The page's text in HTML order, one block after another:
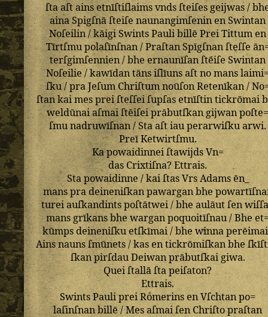
ſtaaſtainsetnīſtiſlaimsvnds ſteiſesgeijwas/
ainaSpigſnāſteiſenaunangimſeninen Swintan
Noſeilin/kāigiSwintsPauli billē PreiTittumen
Tīrtſmupolaſīnſnan/PraſtanSpīgſnanſteſſe
terſgimſennien/bheernaunīſanſtēiſe Swintan
Noſeilie/kawīdan tānsiſlīunsaſtno mans
ſku/praJeſumChriſtumnoūſonRetenīkan/
ſtankaimespreiſteſſeiſupſasetnīſtin tickrōmai
weldūnai aſmaiſtēiſeiprābutſkan gijwan
ſmunadruwīſnan/Staaſtiauperarwiſku arwi.
PreīKetwirtſmu.
KapowaidinneiſtawijdsVn=
das Crixtiſna?Ettrais.
Stapowaidinne/kaiſtasVrsAdamsēn_
manspradeineniſkanpawarganbhe
tureiauſkandintspoſtātwei/bheaulāutſen
mansgrīkansbhewargan poquoitīſnau/Bhe
kūmpsdeineniſkuetſkīmai/bhe winnaperēimai
Ainsnaunsſmūnets/kasentickrōmiſkanbhe
ſkanpirſdauDeiwanprābutſkaigiwa.
Queiſtallāſta peiſaton?
Ettrais.
SwintsPaulipreiRoͤmerinsenVſchtanpo=
laſinſnanbillē/Mesaſmaiſen Chriſto praſtan